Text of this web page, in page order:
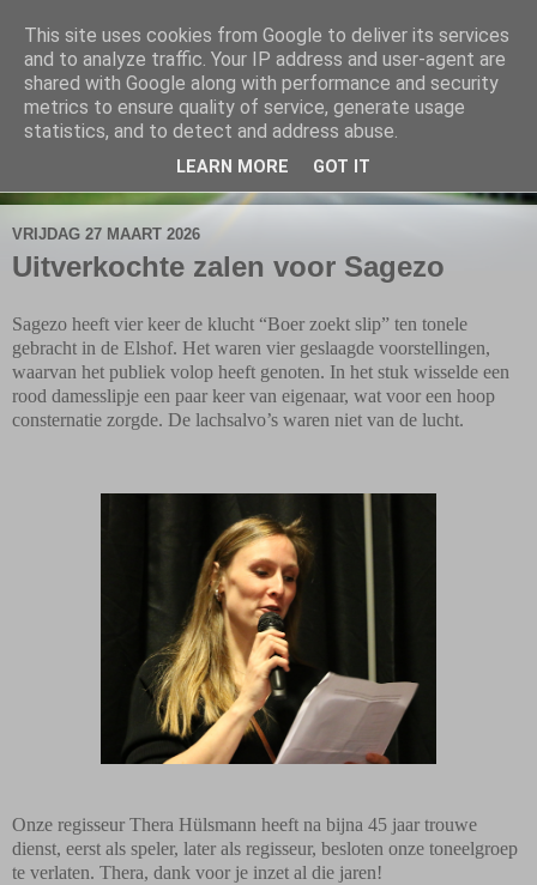
De Elshofbode
Nieuws uit Wijthmen, Herfte en Zalné.
VRIJDAG 27 MAART 2026
Uitverkochte zalen voor Sagezo
Sagezo heeft vier keer de klucht “Boer zoekt slip” ten tonele
gebracht in de Elshof. Het waren vier geslaagde voorstellingen,
waarvan het publiek volop heeft genoten. In het stuk wisselde een
rood damesslipje een paar keer van eigenaar, wat voor een hoop
consternatie zorgde. De lachsalvo’s waren niet van de lucht.
Onze regisseur Thera Hülsmann heeft na bijna 45 jaar trouwe
dienst, eerst als speler, later als regisseur, besloten onze toneelgroep
te verlaten. Thera, dank voor je inzet al die jaren!
This site uses cookies from Google to deliver its services
and to analyze traffic. Your IP address and user-agent are
shared with Google along with performance and security
metrics to ensure quality of service, generate usage
statistics, and to detect and address abuse.
LEARN MORE GOT IT